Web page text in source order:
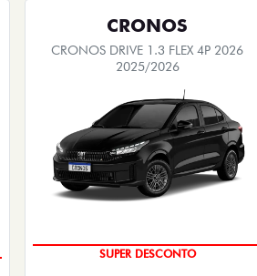
CRONOS
CRONOS DRIVE 1.3 FLEX 4P 2026
2025/2026
SUPER DESCONTO